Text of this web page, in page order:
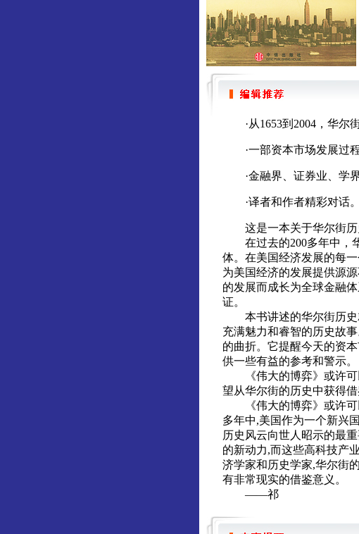
·从1653到2004，华尔
·一部资本市场发展过
·金融界、证券业、学界
·译者和作者精彩对话。
这是一本关于华尔街历
在过去的200多年中，华
体。在美国经济发展的每
为美国经济的发展提供源
的发展而成长为全球金融
证。
本书讲述的华尔街历史
充满魅力和睿智的历史故
的曲折。它提醒今天的资
供一些有益的参考和警示。
《伟大的博弈》或许可
望从华尔街的历史中获得
《伟大的博弈》或许可
多年中,美国作为一个新兴
历史风云向世人昭示的最
的新动力,而这些高科技产
济学家和历史学家,华尔街
有非常现实的借鉴意义。
——祁